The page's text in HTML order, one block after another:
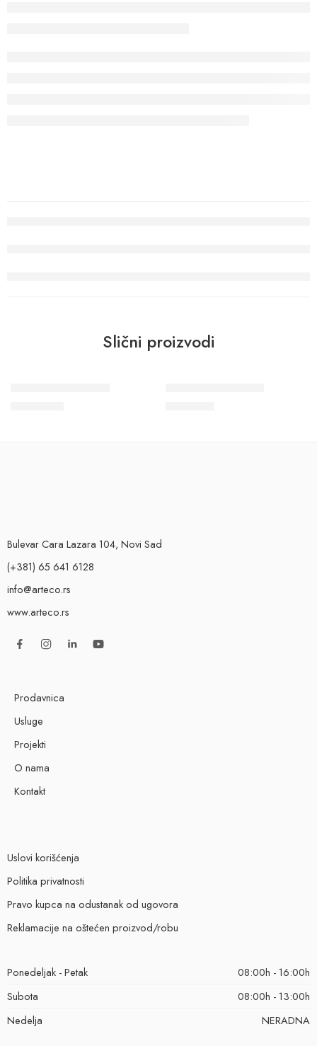
Slični proizvodi
Bulevar Cara Lazara 104, Novi Sad
(+381) 65 641 6128
info@arteco.rs
www.arteco.rs
Prodavnica
Usluge
Projekti
O nama
Kontakt
Uslovi korišćenja
Politika privatnosti
Pravo kupca na odustanak od ugovora
Reklamacije na oštećen proizvod/robu
Ponedeljak - Petak
08:00h - 16:00h
Subota
08:00h - 13:00h
Nedelja
NERADNA